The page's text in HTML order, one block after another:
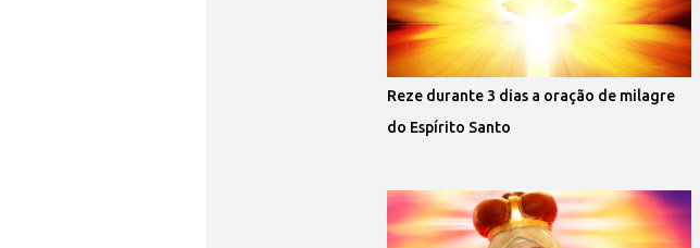
Reze durante 3 dias a oração de milagre
do Espírito Santo